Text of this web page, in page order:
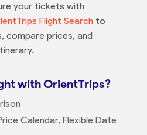
your tickets with
Flight Searchto
compare prices, and
with OrientTrips?
Calendar, Flexible Date